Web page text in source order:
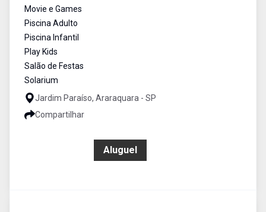
Movie e Games
Piscina Adulto
Piscina Infantil
Play Kids
Salão de Festas
Solarium
Jardim Paraíso, Araraquara - SP
Compartilhar
Aluguel